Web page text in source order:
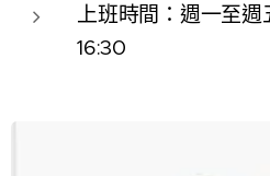
上班時間：週一至
16:30